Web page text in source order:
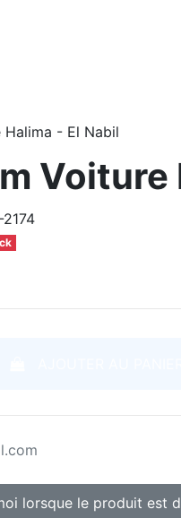
- El Nabil
Voiture
2174